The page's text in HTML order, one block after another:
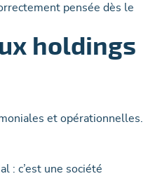
pensée dès le
holdings
et opérationnelles.
: c’est une société